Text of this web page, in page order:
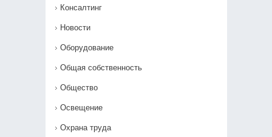
Консалтинг
Новости
Оборудование
Общая собственность
Общество
Освещение
Охрана труда